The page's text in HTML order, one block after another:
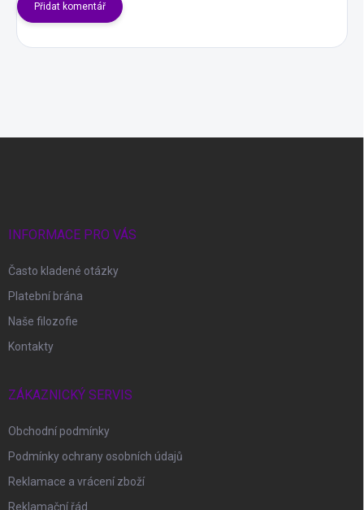
Přidat komentář
INFORMACE PRO VÁS
Často kladené otázky
Platební brána
Naše filozofie
Kontakty
ZÁKAZNICKÝ SERVIS
Obchodní podmínky
Podmínky ochrany osobních údajů
Reklamace a vrácení zboží
Reklamační řád